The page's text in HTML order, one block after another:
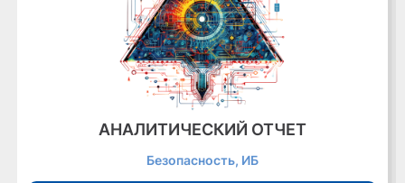
АНАЛИТИЧЕСКИЙ ОТЧЕТ
Безопасность, ИБ